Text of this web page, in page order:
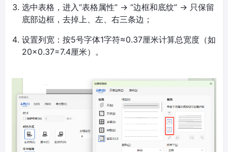
选中表格，进入“表格属性” → “边框和底纹” → 只保留
底部边框，去掉上、左、右三条边；
设置列宽：按5号字体1字符≈0.37厘米计算总宽度（如
20×0.37=7.4厘米）。